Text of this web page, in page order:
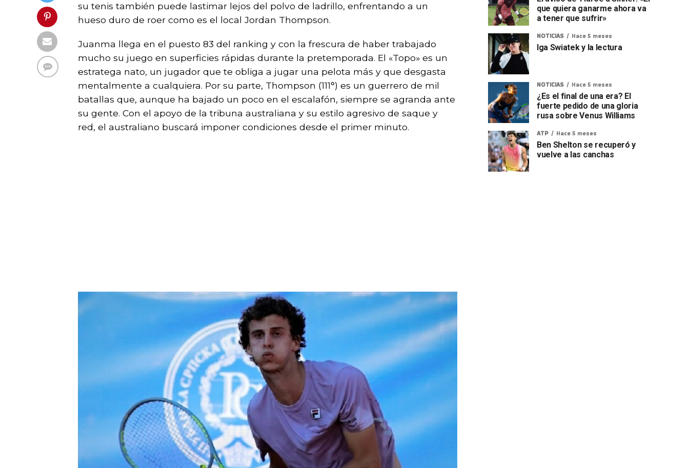
su tenis también puede lastimar lejos del polvo de ladrillo, enfrentando a un
hueso duro de roer como es el local Jordan Thompson.
Juanma llega en el puesto 83 del ranking y con la frescura de haber trabajado
mucho su juego en superficies rápidas durante la pretemporada. El «Topo» es un
estratega nato, un jugador que te obliga a jugar una pelota más y que desgasta
mentalmente a cualquiera. Por su parte, Thompson (111°) es un guerrero de mil
batallas que, aunque ha bajado un poco en el escalafón, siempre se agranda ante
su gente. Con el apoyo de la tribuna australiana y su estilo agresivo de saque y
red, el australiano buscará imponer condiciones desde el primer minuto.
que quiera ganarme ahora va
a tener que sufrir»
NOTICIAS Hace 5 meses
Iga Swiatek y la lectura
NOTICIAS Hace 5 meses
¿Es el final de una era? El
fuerte pedido de una gloria
rusa sobre Venus Williams
ATP Hace 5 meses
Ben Shelton se recuperó y
vuelve a las canchas